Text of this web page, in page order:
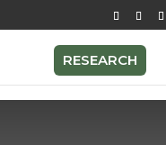
RESEARCH